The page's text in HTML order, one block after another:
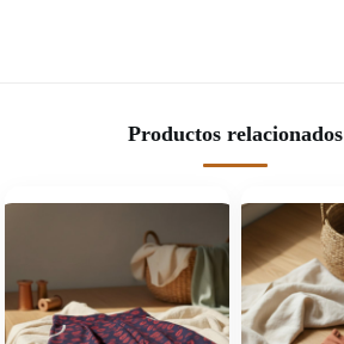
Productos relacionados